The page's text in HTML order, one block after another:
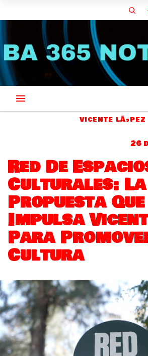
VICENTE LÃ³PEZ
26
Red De
Culturales: La
Propuesta Que
Impulsa
Para
Cultura